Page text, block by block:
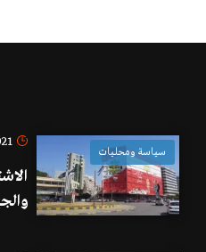
سياسة ومحليات